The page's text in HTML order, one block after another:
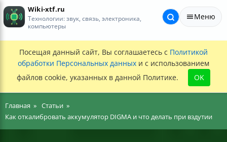
Wiki-xtf.ru
Технологии: звук, связь, электроника,
компьютеры
Меню
Посещая данный сайт, Вы соглашаетесь с Политикой
обработки Персональных данных и с использованием
файлов cookie, указанных в данной Политике.
OK
Главная
Статьи
Как откалибровать аккумулятор DIGMA и что делать при вздутии